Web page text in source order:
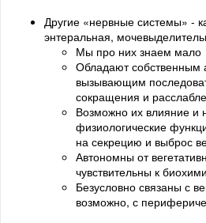
Другие «нервные системы» -
энтеральная,
Мы про них знаем мало
Обладают собственным
вызывающим
сокращения и
Возможно их влияние и
физиологические
на секрецию и выброс
Автономны от
чувствительны к
Безусловно связаны с
возможно, с